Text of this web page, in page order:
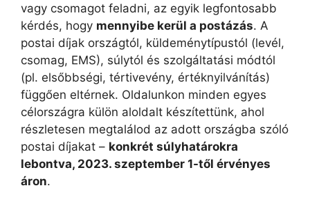
vagy csomagot feladni, az egyik legfontosabb
kérdés, hogy mennyibe kerül a postázás. A
postai díjak országtól, küldeménytípustól (levél,
csomag, EMS), súlytól és szolgáltatási módtól
(pl. elsőbbségi, tértivevény, értéknyilvánítás)
függően eltérnek. Oldalunkon minden egyes
célországra külön aloldalt készítettünk, ahol
részletesen megtalálod az adott országba szóló
postai díjakat – konkrét súlyhatárokra
lebontva, 2023. szeptember 1-től érvényes
áron.